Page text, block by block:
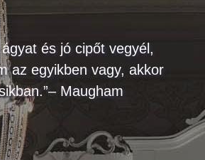
ágyat és jó cipőt vegyél,
az egyikben vagy, akkor
Maugham